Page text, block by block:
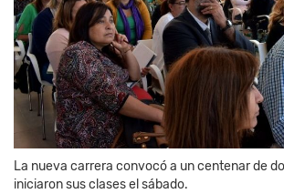
La nueva carrera convocó a un centenar de
iniciaron sus clases el sábado.